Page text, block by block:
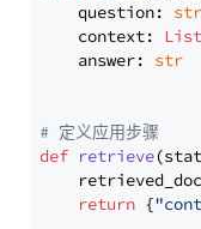
    question:
str
    context:
List
    answer:
str
# 定义应用步骤
def retrieve(
return {